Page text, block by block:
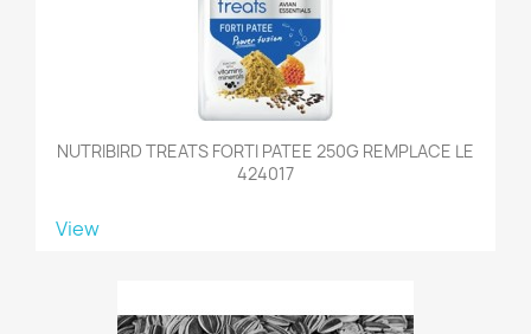
NUTRIBIRD TREATS FORTI PATEE 250G REMPLACE LE
424017
View